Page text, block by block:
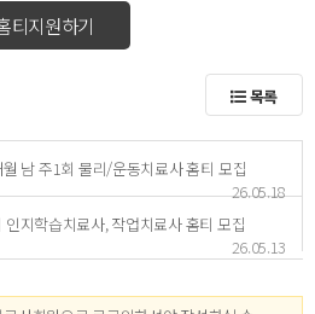
티지원하기
목록
남 주1회 물리/운동치료사 홈티 모집
26.05.18
지학습치료사, 작업치료사 홈티 모집
26.05.13